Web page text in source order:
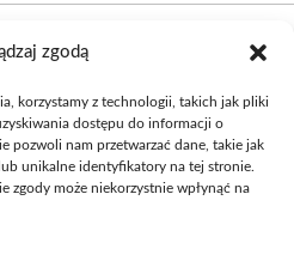
zgodą
korzystamy z technologii, takich jak pliki
dostępu do informacji o
pozwoli nam przetwarzać dane, takie jak
unikalne identyfikatory na tej stronie.
zgody może niekorzystnie wpłynąć na
UAM ⓒ 2021